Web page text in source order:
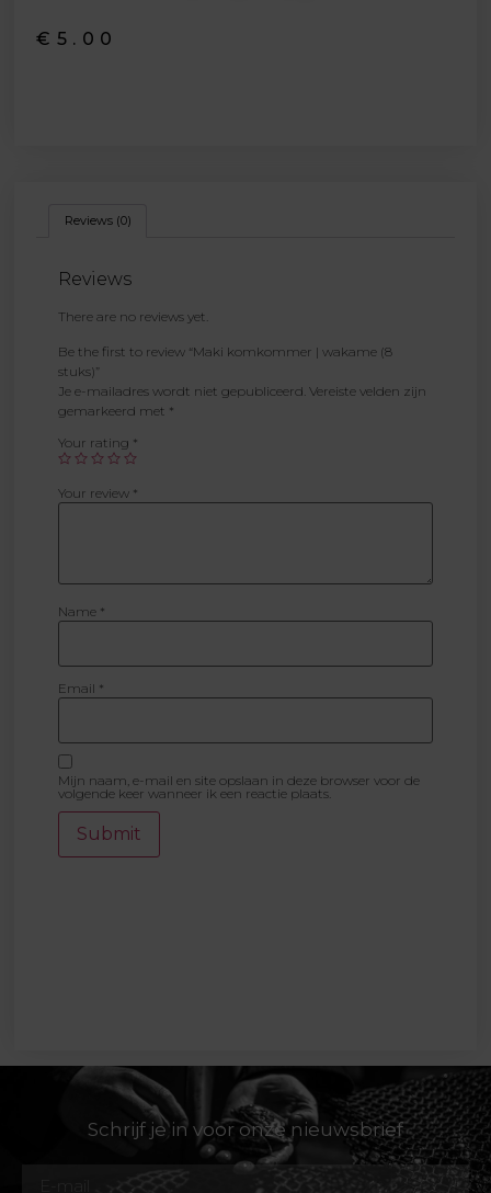
€ 5.00
Reviews (0)
Reviews
There are no reviews yet.
Be the first to review “Maki komkommer | wakame (8
stuks)”
Je e-mailadres wordt niet gepubliceerd. Vereiste velden zijn
gemarkeerd met *
Your rating *
Your review *
Name *
Email *
Mijn naam, e-mail en site opslaan in deze browser voor de
volgende keer wanneer ik een reactie plaats.
Schrijf je in voor onze nieuwsbrief